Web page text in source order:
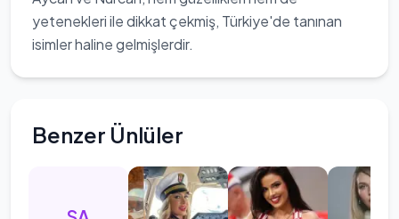
yetenekleri ile dikkat çekmiş, Türkiye'de tanınan
isimler haline gelmişlerdir.
Benzer Ünlüler